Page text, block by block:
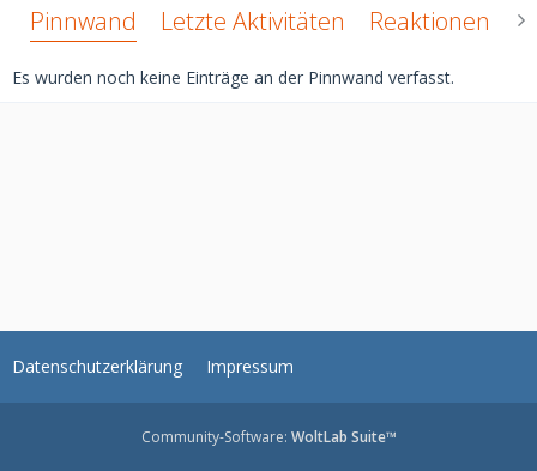
Pinnwand Letzte Aktivitäten Reaktionen
Es wurden noch keine Einträge an der Pinnwand verfasst.
Datenschutzerklärung Impressum
Community-Software: WoltLab Suite™